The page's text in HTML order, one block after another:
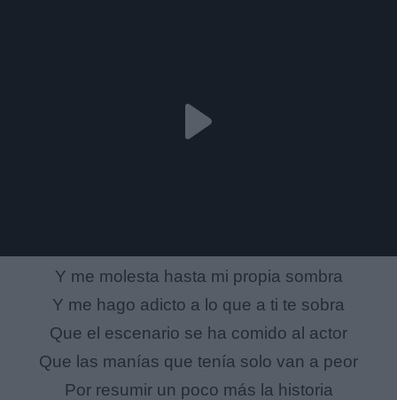
Y me molesta hasta mi propia sombra
Y me hago adicto a lo que a ti te sobra
Que el escenario se ha comido al actor
Que las manías que tenía solo van a peor
Por resumir un poco más la historia